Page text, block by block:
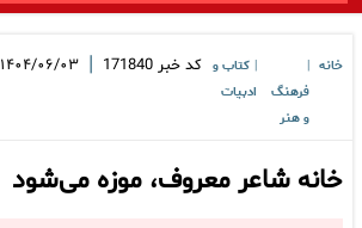
خانه
فرهنگ
و هنر
کتاب و
ادبیات
کد خبر 171840
| ۱۴۰۴/۰۶/۰۳ ۰۸:۵۹
خانه شاعر معروف، موزه می‌شود